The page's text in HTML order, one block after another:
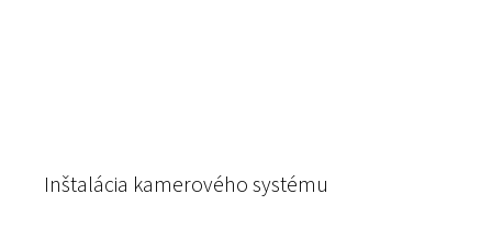
Inštalácia kamerového systému